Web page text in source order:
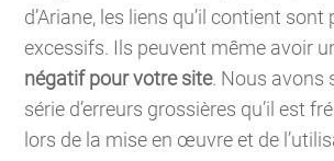
d’Ariane, les liens qu’il contient sont
excessifs. Ils peuvent même avoir
négatif pour votre site. Nous avons
série d’erreurs grossières qu’il est
lors de la mise en œuvre et de